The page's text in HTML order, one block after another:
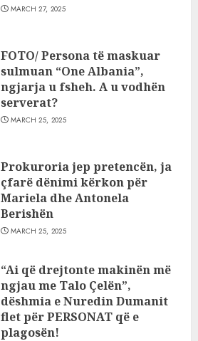
MARCH 27, 2025
FOTO/ Persona të maskuar
sulmuan “One Albania”,
ngjarja u fsheh. A u vodhën
serverat?
MARCH 25, 2025
Prokuroria jep pretencën, ja
çfarë dënimi kërkon për
Mariela dhe Antonela
Berishën
MARCH 25, 2025
“Ai që drejtonte makinën më
ngjau me Talo Çelën”,
dëshmia e Nuredin Dumanit
flet për PERSONAT që e
plagosën!